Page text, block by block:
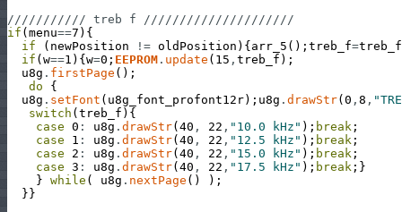
/////////// treb f /////////////////////
if (menu==7 ) {
if
( newPosition != oldPosition ) {arr_5 ( ) ; treb_f=treb_f
if (w==1 ) {w=0 ; EEPROM . update ( 15 , treb_f ) ;
u8g . firstPage ( ) ;
do
{
u8g . setFont ( u8g_font_profont12r) ; u8g . drawStr(0 , 8 ,
switch (treb_f ) {
case 0 : u8g . drawStr(40 , 22 , "10.0 kHz" ) ; break ;
case
1 : u8g . drawStr(40 , 22 , "12.5 kHz" ) ; break ;
case
2 : u8g . drawStr(40 , 22 , "15.0 kHz" ) ; break ;
case 3 : u8g . drawStr(40 , 22 , "17.5 kHz" ) ; break ; }
} while ( u8g . nextPage ( ) ) ;
}}